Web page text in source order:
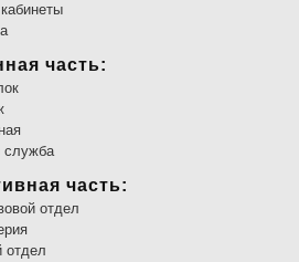
часть:
служба
часть:
отдел
отдел